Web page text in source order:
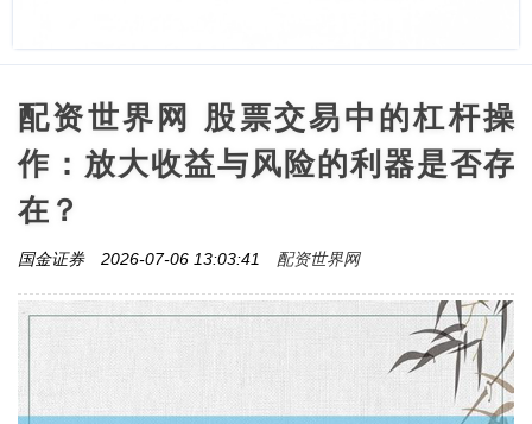
配资世界网 股票交易中的杠杆操
作：放大收益与风险的利器是否存
在？
国金证券 2026-07-06 13:03:41 配资世界网